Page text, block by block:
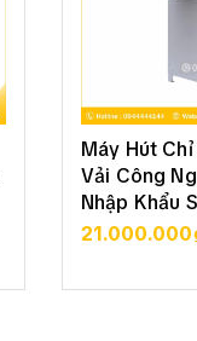
Máy Hút
Vải Công
Nhập Khẩu
XEM CHI